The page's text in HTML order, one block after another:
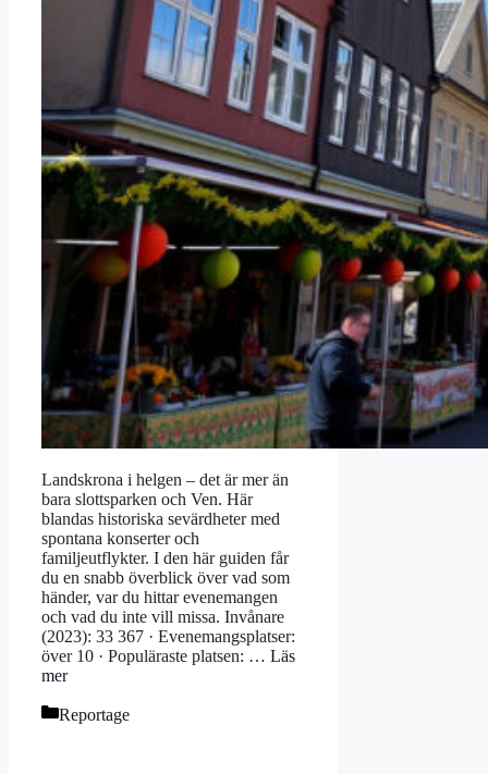
Landskrona i helgen – det är mer än
bara slottsparken och Ven. Här
blandas historiska sevärdheter med
spontana konserter och
familjeutflykter. I den här guiden får
du en snabb överblick över vad som
händer, var du hittar evenemangen
och vad du inte vill missa. Invånare
(2023): 33 367 · Evenemangsplatser:
över 10 · Populäraste platsen: … Läs
mer
Kategorier
Reportage